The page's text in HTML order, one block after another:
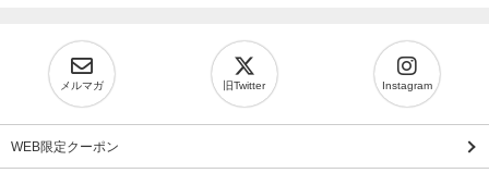
メルマガ 旧Twitter Instagram
WEB限定クーポン